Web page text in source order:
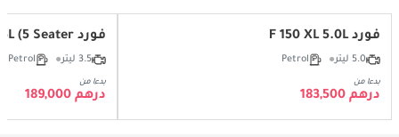
فورد F 150 XL 5.0L
5.0 ليتر Petrol
بدءا من
درهم 183,500
فورد F 150 XLT 3.5L (5 Seater)
3.5 ليتر Petrol
بدءا من
درهم 189,000